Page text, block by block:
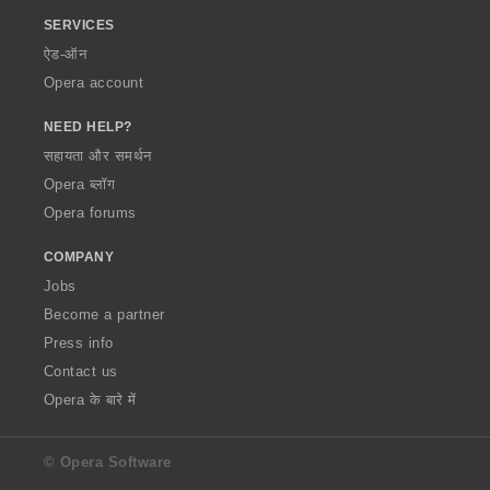
SERVICES
ऐड-ऑन
Opera account
NEED HELP?
सहायता और समर्थन
Opera ब्लॉग
Opera forums
COMPANY
Jobs
Become a partner
Press info
Contact us
Opera के बारे में
© Opera Software